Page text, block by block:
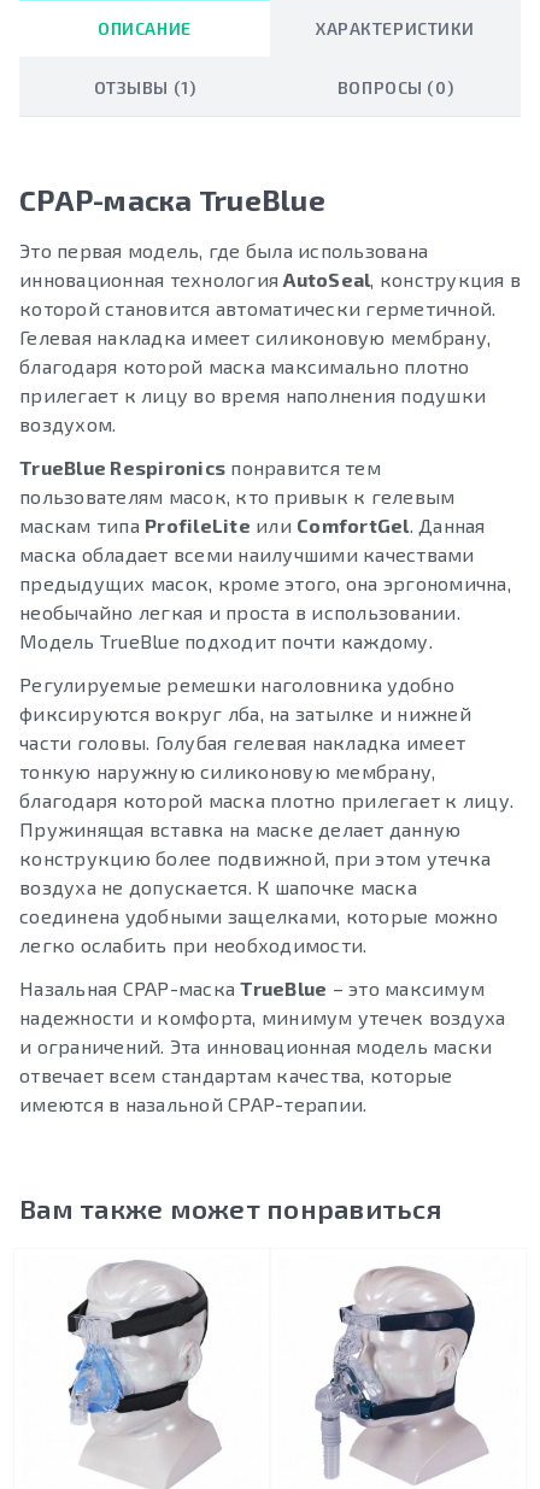
ОПИСАНИЕ ХАРАКТЕРИСТИКИ
ОТЗЫВЫ (1) ВОПРОСЫ (0)
CPAP-маска TrueBlue
Это первая модель, где была использована
инновационная технологияAutoSeal , конструкция в
которой становится автоматически герметичной.
Гелевая накладка имеет силиконовую мембрану,
благодаря которой маска максимально плотно
прилегает к лицу во время наполнения подушки
воздухом.
TrueBlue Respironics понравится тем
пользователям масок, кто привык к гелевым
маскам типа ProfileLite или ComfortGel . Данная
маска обладает всеми наилучшими качествами
предыдущих масок, кроме этого, она эргономична,
необычайно легкая и проста в использовании.
Модель TrueBlue подходит почти каждому.
Регулируемые ремешки наголовника удобно
фиксируются вокруг лба, на затылке и нижней
части головы. Голубая гелевая накладка имеет
тонкую наружную силиконовую мембрану,
благодаря которой маска плотно прилегает к лицу.
Пружинящая вставка на маске делает данную
конструкцию более подвижной, при этом утечка
воздуха не допускается. К шапочке маска
соединена удобными защелками, которые можно
легко ослабить при необходимости.
Назальная CPAP-маскаTrueBlue – это максимум
надежности и комфорта, минимум утечек воздуха
и ограничений. Эта инновационная модель маски
отвечает всем стандартам качества, которые
имеются в назальной CPAP-терапии.
Вам также может понравиться